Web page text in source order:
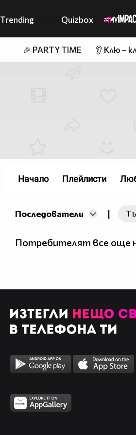
Trending Quizbox
🎉 PARTY TIME 👂 Клю –
Последователи |
Потребителят все още
Начало Плейлисти